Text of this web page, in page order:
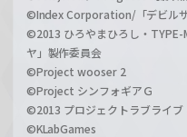
©Index Corporation/「デビル
©2013 ひろやまひろし・TYPE-
ヤ」製作委員会
©Project wooser 2
©Project シンフォギアＧ
©2013 プロジェクトラブライブ
©KLabGames